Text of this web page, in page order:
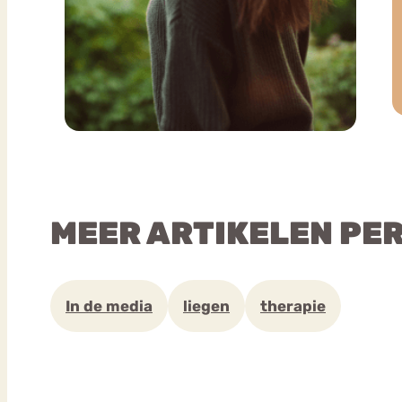
MEER ARTIKELEN
In de media liegen therapie